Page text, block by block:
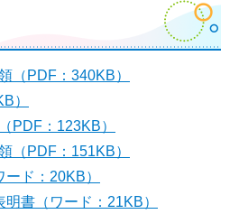
（PDF：340KB）
）
PDF：123KB）
（PDF：151KB）
ード：20KB）
明書（ワード：21KB）